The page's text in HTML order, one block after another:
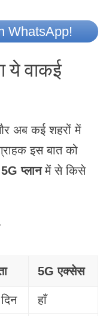
WhatsApp!
ये वाकई
अब कई शहरों में
इस बात को
प्लानमें से किसे
5G एक्सेस
हाँ